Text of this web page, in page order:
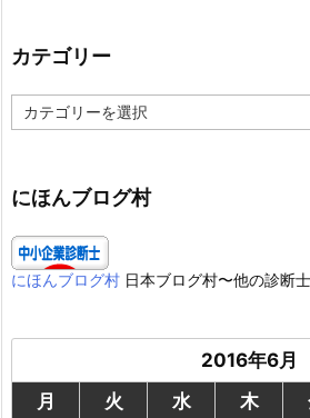
カテゴリー
テ
ー
にほんブログ村
にほんブログ村 日本ブログ村〜他の診断
2016年6月
月
火 水 木